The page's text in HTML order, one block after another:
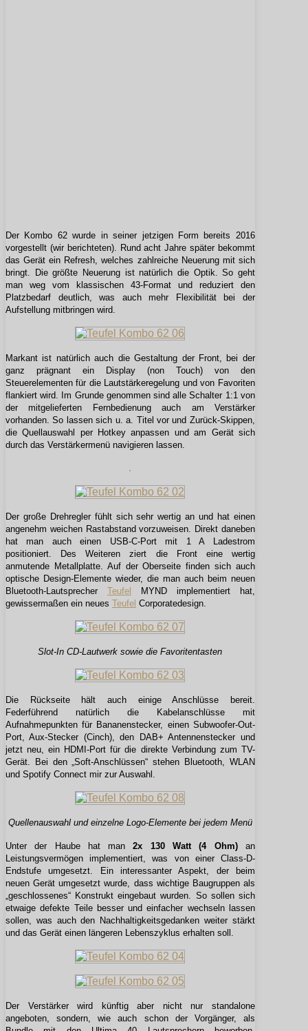
Der Kombo 62 wurde in seiner jetzigen Form bereits 2016
vorgestellt (wir berichteten). Rund acht Jahre später bekommt
das Gerät ein Refresh, welches zahlreiche Neuerung mit sich
bringt. Die größte Neuerung ist natürlich die Optik. So geht
man weg vom klassischen 43-Format und reduziert den
Platzbedarf deutlich, was auch mehr Flexibilität bei der
Aufstellung mitbringen wird.
Markant ist natürlich auch die Gestaltung der Front, bei der
ganz prägnant ein Display (non Touch) von den
Steuerelementen für die Lautstärkeregelung und von Favoriten
flankiert wird. Im Grunde genommen sind alle Schalter 1:1 von
der mitgelieferten Fernbedienung auch am Verstärker
vorhanden. So lassen sich u. a. Titel vor und Zurück-Skippen,
die Quellauswahl per Hotkey anpassen und am Gerät sich
durch das Verstärkermenü navigieren lassen.
Der große Drehregler fühlt sich sehr wertig an und hat einen
angenehm weichen Rastabstand vorzuweisen. Direkt daneben
hat man auch einen USB-C-Port mit 1 A Ladestrom
positioniert. Des Weiteren ziert die Front eine wertig
anmutende Metallplatte. Auf der Oberseite finden sich auch
optische Design-Elemente wieder, die man auch beim neuen
Bluetooth-Lautsprecher Teufel
MYND implementiert hat,
gewissermaßen ein neues Teufel Corporatedesign.
Slot-In CD-Lautwerk sowie die Favoritentasten
Die Rückseite hält auch einige Anschlüsse bereit.
Federführend natürlich die Kabelanschlüsse mit
Aufnahmepunkten für Bananenstecker, einen Subwoofer-Out-
Port, Aux-Stecker (Cinch), den DAB+ Antennenstecker und
jetzt neu, ein HDMI-Port für die direkte Verbindung zum TV-
Gerät. Bei den „Soft-Anschlüssen“ stehen Bluetooth, WLAN
und Spotify Connect mir zur Auswahl.
Quellenauswahl und einzelne Logo-Elemente bei jedem Menü
Unter der Haube hat man2x 130 Watt (4 Ohm)an
Leistungsvermögen implementiert, was von einer Class-D-
Endstufe umgesetzt. Ein interessanter Aspekt, der beim
neuen Gerät umgesetzt wurde, dass wichtige Baugruppen als
„geschlossenes“ Konstrukt eingebaut wurden. So sollen sich
etwaige defekte Teile besser und einfacher wechseln lassen
sollen, was auch den Nachhaltigkeitsgedanken weiter stärkt
und das Gerät einen längeren Lebenszyklus erhalten soll.
Der Verstärker wird künftig aber nicht nur standalone
angeboten, sondern, wie auch schon der Vorgänger, als